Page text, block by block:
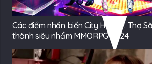
Các điểm nhấn biến City Hunter: Thợ
thành siêu nhẩm MMORPG 2024